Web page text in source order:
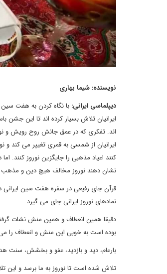
نویسنده: شیما بهاری
دیپلماسی ایرانی: با نگاه کردن به هفت سین
ایرانیان تلاش بسیار کرده اند تا این جشن
اند. تفکری که در عمق جانش روح رویش و
ایرانیان از شمسی به قمری تغییر می کند
کنند اعیاد مذهبی را جایگزین نوروز کنند.
نشان دهند نوروز مخالف هیچ دین و
قرآن جای رفیعی در سفره هفت سین ایرانی
نمادهای نوروز ایرانی جای می گیرد.
دقیقا همین انعطاف و همین منش نشات
بوده است به خوبی این منش و انعطاف را می
بارعام، دید و بازدید، عفو و بخشش، سنت
تلاش شده است تا نوروز به ما برسد و این